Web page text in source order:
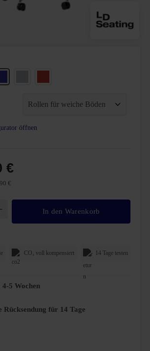
CO₂ voll kompensiert 14 Tage testen
4-5 Wochen
Rücksendung für 14 Tage
€
€
Blau Rot
öffnen
Gib den gewünschten
In den Warenkorb